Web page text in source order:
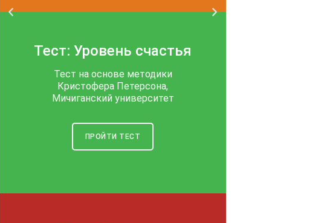
Тест: Уровень счастья
Тест на основе методики
Кристофера Петерсона,
Мичиганский университет
ПРОЙТИ ТЕСТ